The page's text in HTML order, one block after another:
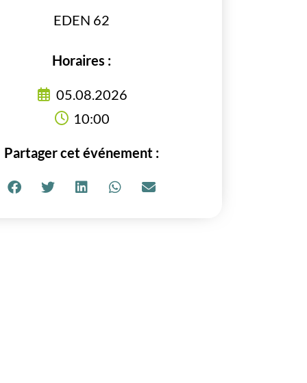
EDEN 62
Horaires :
05.08.2026
10:00
Partager cet événement :